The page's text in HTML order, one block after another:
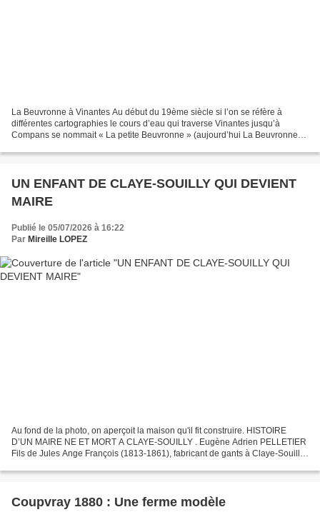
La Beuvronne à Vinantes Au début du 19ème siècle si l’on se réfère à
différentes cartographies le cours d’eau qui traverse Vinantes jusqu’à
Compans se nommait « La petite Beuvronne » (aujourd’hui La Beuvronne)
UN ENFANT DE CLAYE-SOUILLY QUI DEVIENT
MAIRE
Publié le 05/07/2026 à 16:22
Par Mireille LOPEZ
Au fond de la photo, on aperçoit la maison qu'il fit construire. HISTOIRE
D’UN MAIRE NE ET MORT A CLAYE-SOUILLY . Eugène Adrien PELLETIER
Fils de Jules Ange François (1813-1861), fabricant de gants à Claye-Souilly
Coupvray 1880 : Une ferme modèle